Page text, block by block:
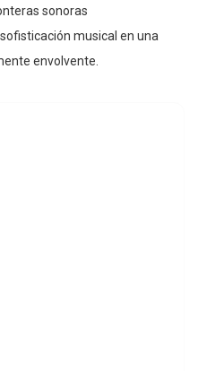
sonoras
musical en una
envolvente.